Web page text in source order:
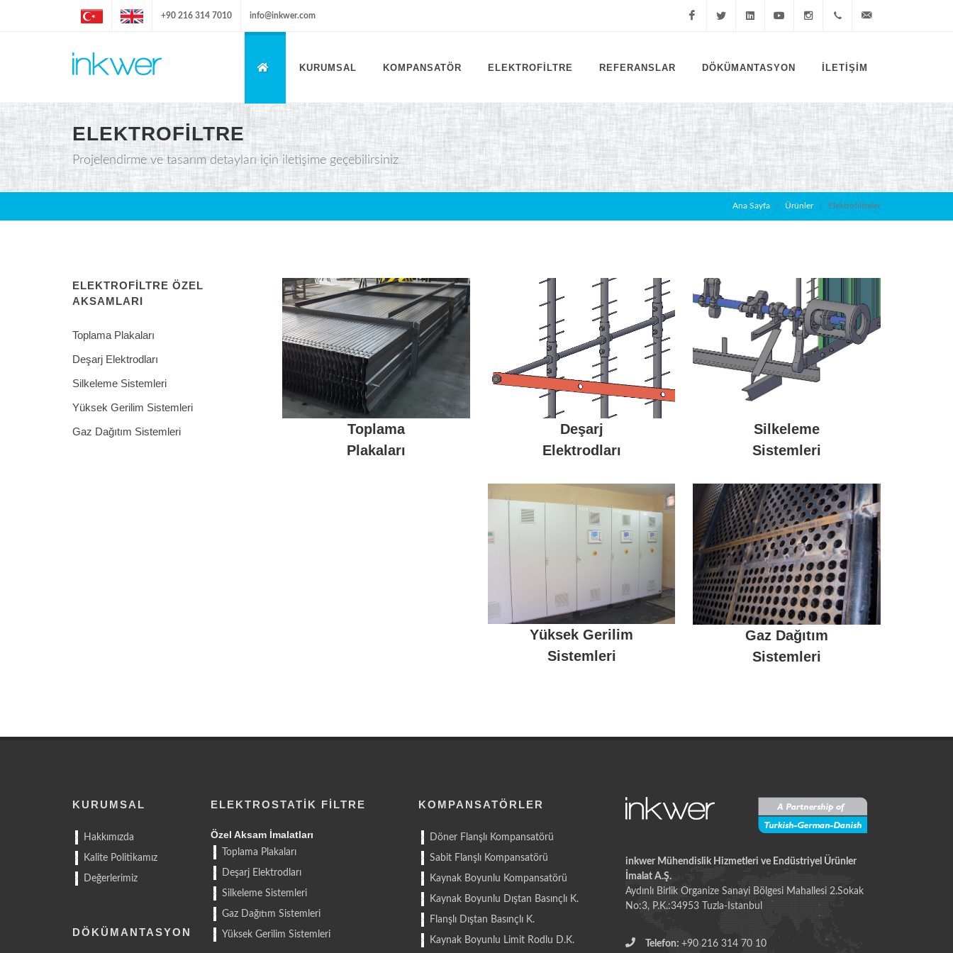
+90 216 314 7010 info@inkwer.com
7010
KURUMSAL KOMPANSATÖR ELEKTROFILTRE REFERANSLAR DÖKÜMANTASYON İLETIŞIM
ELEKTROFILTRE
Projelendirme ve tasarım detayları için iletişime geçebilirsiniz
Ana Sayfa Ürünler Elektrofiltreler
Toplama
Plakaları
Deşarj
Elektrodları
Silkeleme
Sistemleri
Yüksek Gerilim
Sistemleri
Gaz Dağıtım
Sistemleri
ELEKTROFİLTRE ÖZEL
AKSAMLARI
Toplama Plakaları
Deşarj Elektrodları
Silkeleme Sistemleri
Yüksek Gerilim Sistemleri
Gaz Dağıtım Sistemleri
KURUMSAL
Hakkımızda
Kalite Politikamız
Değerlerimiz
DÖKÜMANTASYON
ELEKTROSTATIK FILTRE
Özel Aksam İmalatları
Toplama Plakaları
Deşarj Elektrodları
Silkeleme Sistemleri
Gaz Dağıtım Sistemleri
Yüksek Gerilim Sistemleri
KOMPANSATÖRLER
Döner Flanşlı Kompansatörü
Sabit Flanşlı Kompansatörü
Kaynak Boyunlu Kompansatörü
Kaynak Boyunlu Dıştan Basınçlı K.
Flanşlı Dıştan Basınçlı K.
Kaynak Boyunlu Limit Rodlu D.K.
inkwer Mühendislik Hizmetleri ve Endüstriyel Ürünler
İmalat A.Ş.
Aydınlı Birlik Organize Sanayi Bölgesi Mahallesi 2.Sokak
No:3, P.K.:34953 Tuzla-Istanbul
Telefon: +90 216 314 70 10